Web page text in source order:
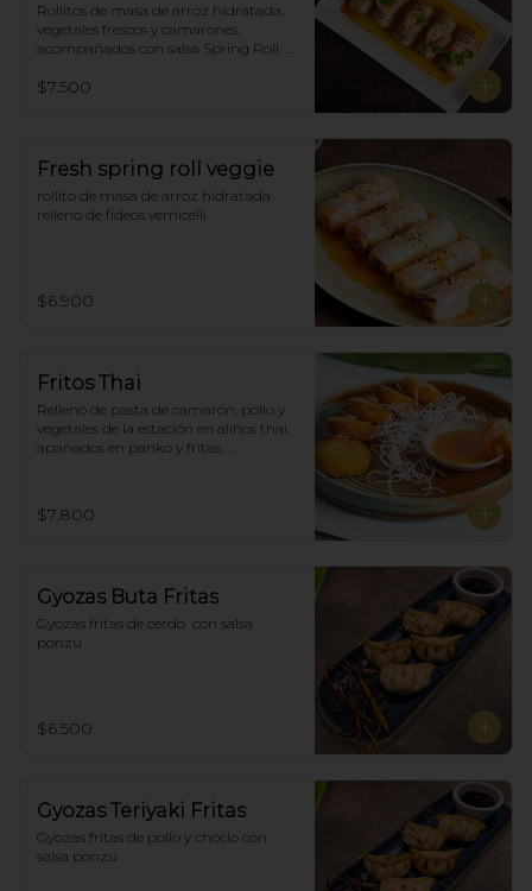
Rollitos de masa de arroz hidratada,
vegetales frescos y camarones,
acompañados con salsa Spring Roll.
$7.500
Fresh spring roll veggie
rollito de masa de arroz hidratada
relleno de fideos vemicelli
$6.900
Fritos Thai
Relleno de pasta de camarón, pollo y
vegetales de la estación en aliños thai,
apanados en panko y fritas,
$7.800
Gyozas Buta Fritas
Gyozas fritas de cerdo  con salsa
ponzu
$6.500
Gyozas Teriyaki Fritas
Gyozas fritas de pollo y choclo con
salsa ponzu